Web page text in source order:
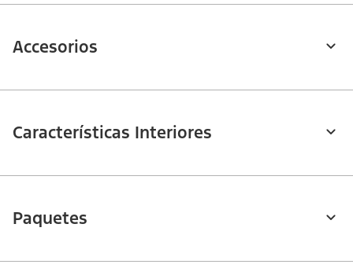
Accesorios
Características Interiores
Paquetes